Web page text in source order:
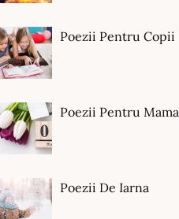
Poezii Pentru Copii
Poezii Pentru Mama
Poezii De Iarna